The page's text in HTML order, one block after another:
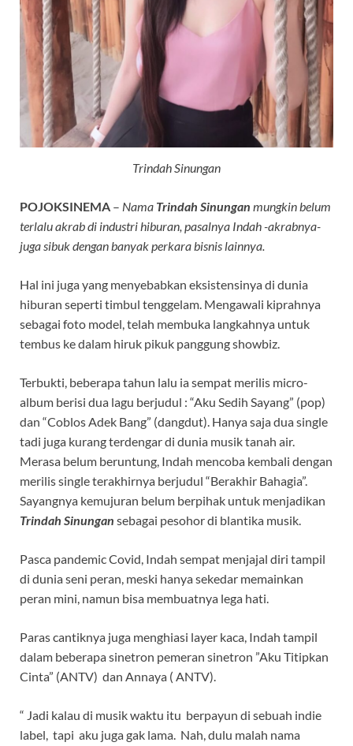
Trindah Sinungan
POJOKSINEMA – Nama Trindah Sinungan mungkin belum
terlalu akrab di industri hiburan, pasalnya Indah -akrabnya-
juga sibuk dengan banyak perkara bisnis lainnya.
Hal ini juga yang menyebabkan eksistensinya di dunia
hiburan seperti timbul tenggelam. Mengawali kiprahnya
sebagai foto model, telah membuka langkahnya untuk
tembus ke dalam hiruk pikuk panggung showbiz.
Terbukti, beberapa tahun lalu ia sempat merilis micro-
album berisi dua lagu berjudul : “Aku Sedih Sayang” (pop)
dan “Coblos Adek Bang” (dangdut). Hanya saja dua single
tadi juga kurang terdengar di dunia musik tanah air.
Merasa belum beruntung, Indah mencoba kembali dengan
merilis single terakhirnya berjudul “Berakhir Bahagia”.
Sayangnya kemujuran belum berpihak untuk menjadikan
Trindah Sinungan sebagai pesohor di blantika musik.
Pasca pandemic Covid, Indah sempat menjajal diri tampil
di dunia seni peran, meski hanya sekedar memainkan
peran mini, namun bisa membuatnya lega hati.
Paras cantiknya juga menghiasi layer kaca, Indah tampil
dalam beberapa sinetron pemeran sinetron ”Aku Titipkan
Cinta” (ANTV) dan Annaya ( ANTV).
“ Jadi kalau di musik waktu itu berpayun di sebuah indie
label, tapi aku juga gak lama. Nah, dulu malah nama